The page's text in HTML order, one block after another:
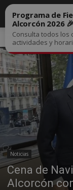
Inicio Noticias
Noticias
Cena de
Alcorcón
Programa de
Alcorcón 2026 🎉
Consulta todos los
actividades y